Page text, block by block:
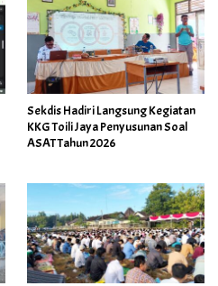
Sekdis Hadiri Langsung Kegiatan
KKG Toili Jaya Penyusunan Soal
ASAT Tahun 2026